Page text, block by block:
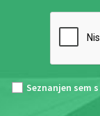
Seznanjen sem s